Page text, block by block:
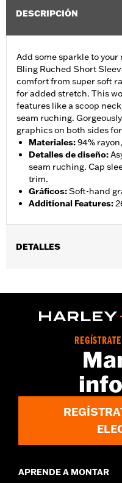
DESCRIPCIÓN
Add some sparkle to
Bling Ruched Short
comfort from super soft
for added stretch. This
features like a scoop
seam ruching.
graphics on both sides
Materiales:94%
Detalles de diseño:
seam ruching. Cap
trim.
Gráficos:Soft-hand
Additional Features:
DETALLES
GARANTÍA:2 year limited
Imported
APRENDE A MONTAR